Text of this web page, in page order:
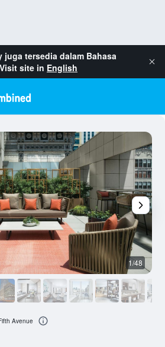
juga tersedia dalam Bahasa
site in English
1/48
Avenue